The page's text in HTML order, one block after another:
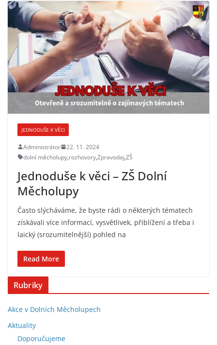
JEDNODUŠE K VĚCI
Administrátor
22. 11. 2024
dolní měcholupy,rozhovory,Zpravodaj,ZŠ
Jednoduše k věci – ZŠ Dolní
Měcholupy
Často slýcháváme, že byste rádi o některých tématech
získávali více informací, vysvětlivek, přiblížení a třeba i
laický (srozumitelnější) pohled na
Read More
Rubriky
Akce v Dolních Měcholupech
Aktuality
Doporučujeme